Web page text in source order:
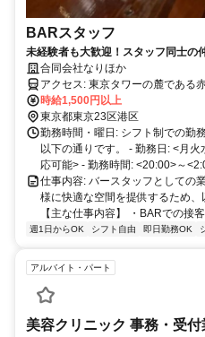
BARスタッフ
未経験者も大歓迎！スタッフ同士の
ムな環境の中で楽しく成長できます。
合同会社なりほか
アクセス: 東京タワーの麓である赤羽橋駅から徒歩で約5分、麻布十番
駅から徒歩で約8分、神谷町駅か
す。 バスや自転車でのアクセスも可能です。 通勤に便利な立地です
ので、安心してご応募ください。
時給1,500円以上
東京都東京23区港区
勤務時間・曜日: シフト制での勤
以下の通りです。 - 勤務日: <月
応可能> - 勤務時間: <20:00>～
仕事内容: バースタッフとしての
様に快適な空間を提供するため、
【主な仕事内容】 ・BARでの接
週1日からOK シフト自由 即日勤務OK
アルバイト・パート
美容クリニック 事務・受付